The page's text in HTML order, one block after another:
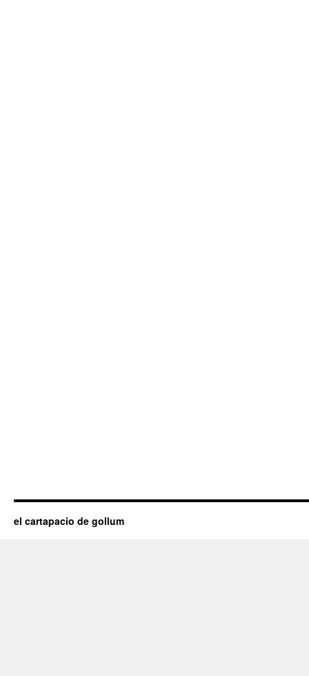
el cartapacio de gollum